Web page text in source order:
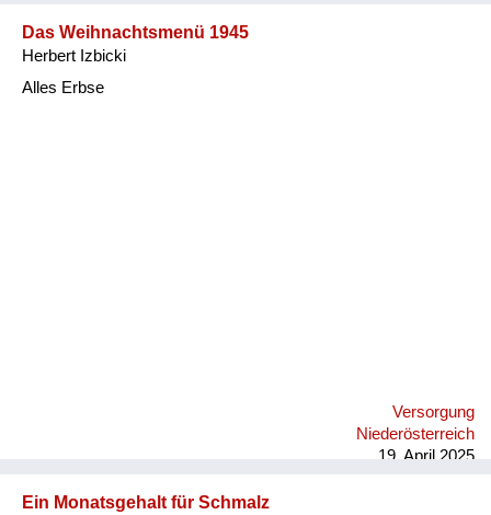
Das Weihnachtsmenü 1945
Herbert Izbicki
Alles Erbse
Versorgung
Niederösterreich
19. April 2025
Ein Monatsgehalt für Schmalz